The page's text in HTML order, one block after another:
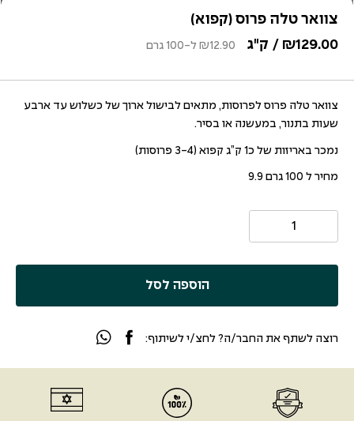
צוואר טלה פרוס (קפוא)
₪129.00 / ק"ג ₪12.90 ל-100 גרם
צוואר טלה פרוס לפרוסות, מתאים לבישול ארוך של כשלוש עד ארבע
שעות בתנור, במעשנה או בסיר.
נמכר באריזות של כ1 ק”ג קפוא (3-4 פרוסות)
מחיר ל 100 גרם 9.9
הוספה לסל
רוצה לשתף את החבר/ה? לחצ/י לשיתוף: